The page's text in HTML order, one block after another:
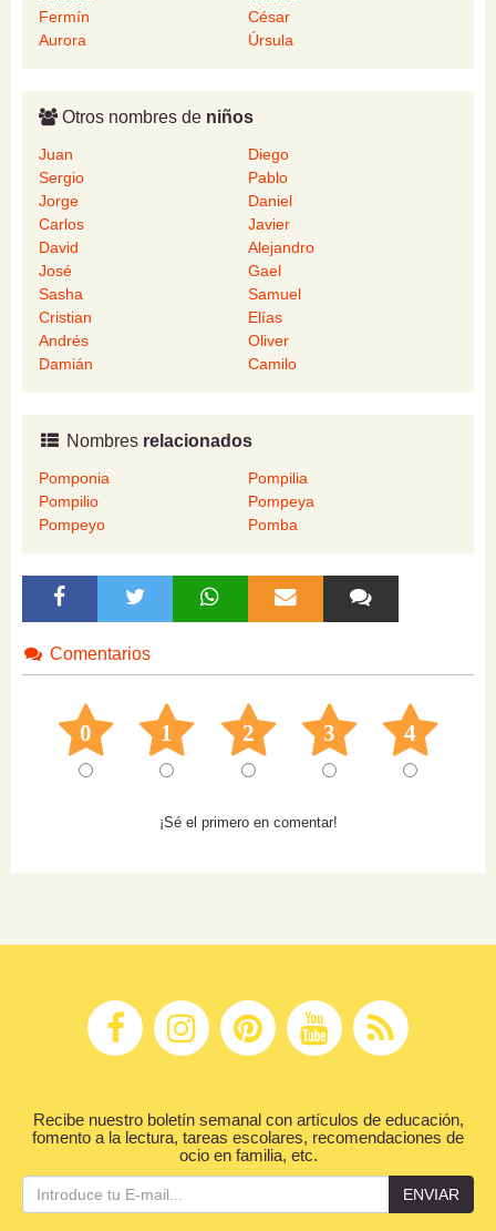
Fermín
César
Aurora
Úrsula
Otros nombres de niños
Juan
Diego
Sergio
Pablo
Jorge
Daniel
Carlos
Javier
David
Alejandro
José
Gael
Sasha
Samuel
Cristian
Elías
Andrés
Oliver
Damián
Camilo
Nombres relacionados
Pomponia
Pompilia
Pompilio
Pompeya
Pompeyo
Pomba
Comentarios
0 1 2 3 4
¡Sé el primero en comentar!
Recibe nuestro boletín semanal con artículos de educación,
fomento a la lectura, tareas escolares, recomendaciones de
ocio en familia, etc.
ENVIAR